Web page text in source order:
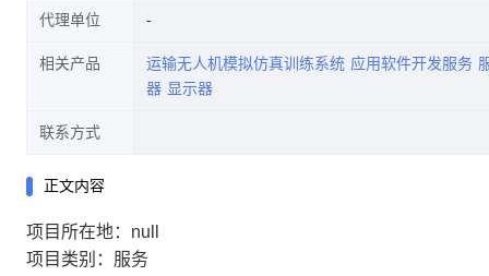
代理单位
相关产品 运输无人机模拟仿真训练系统 应用软件开发服务
器 显示器
联系方式
正文内容
项目所在地：null
项目类别：服务